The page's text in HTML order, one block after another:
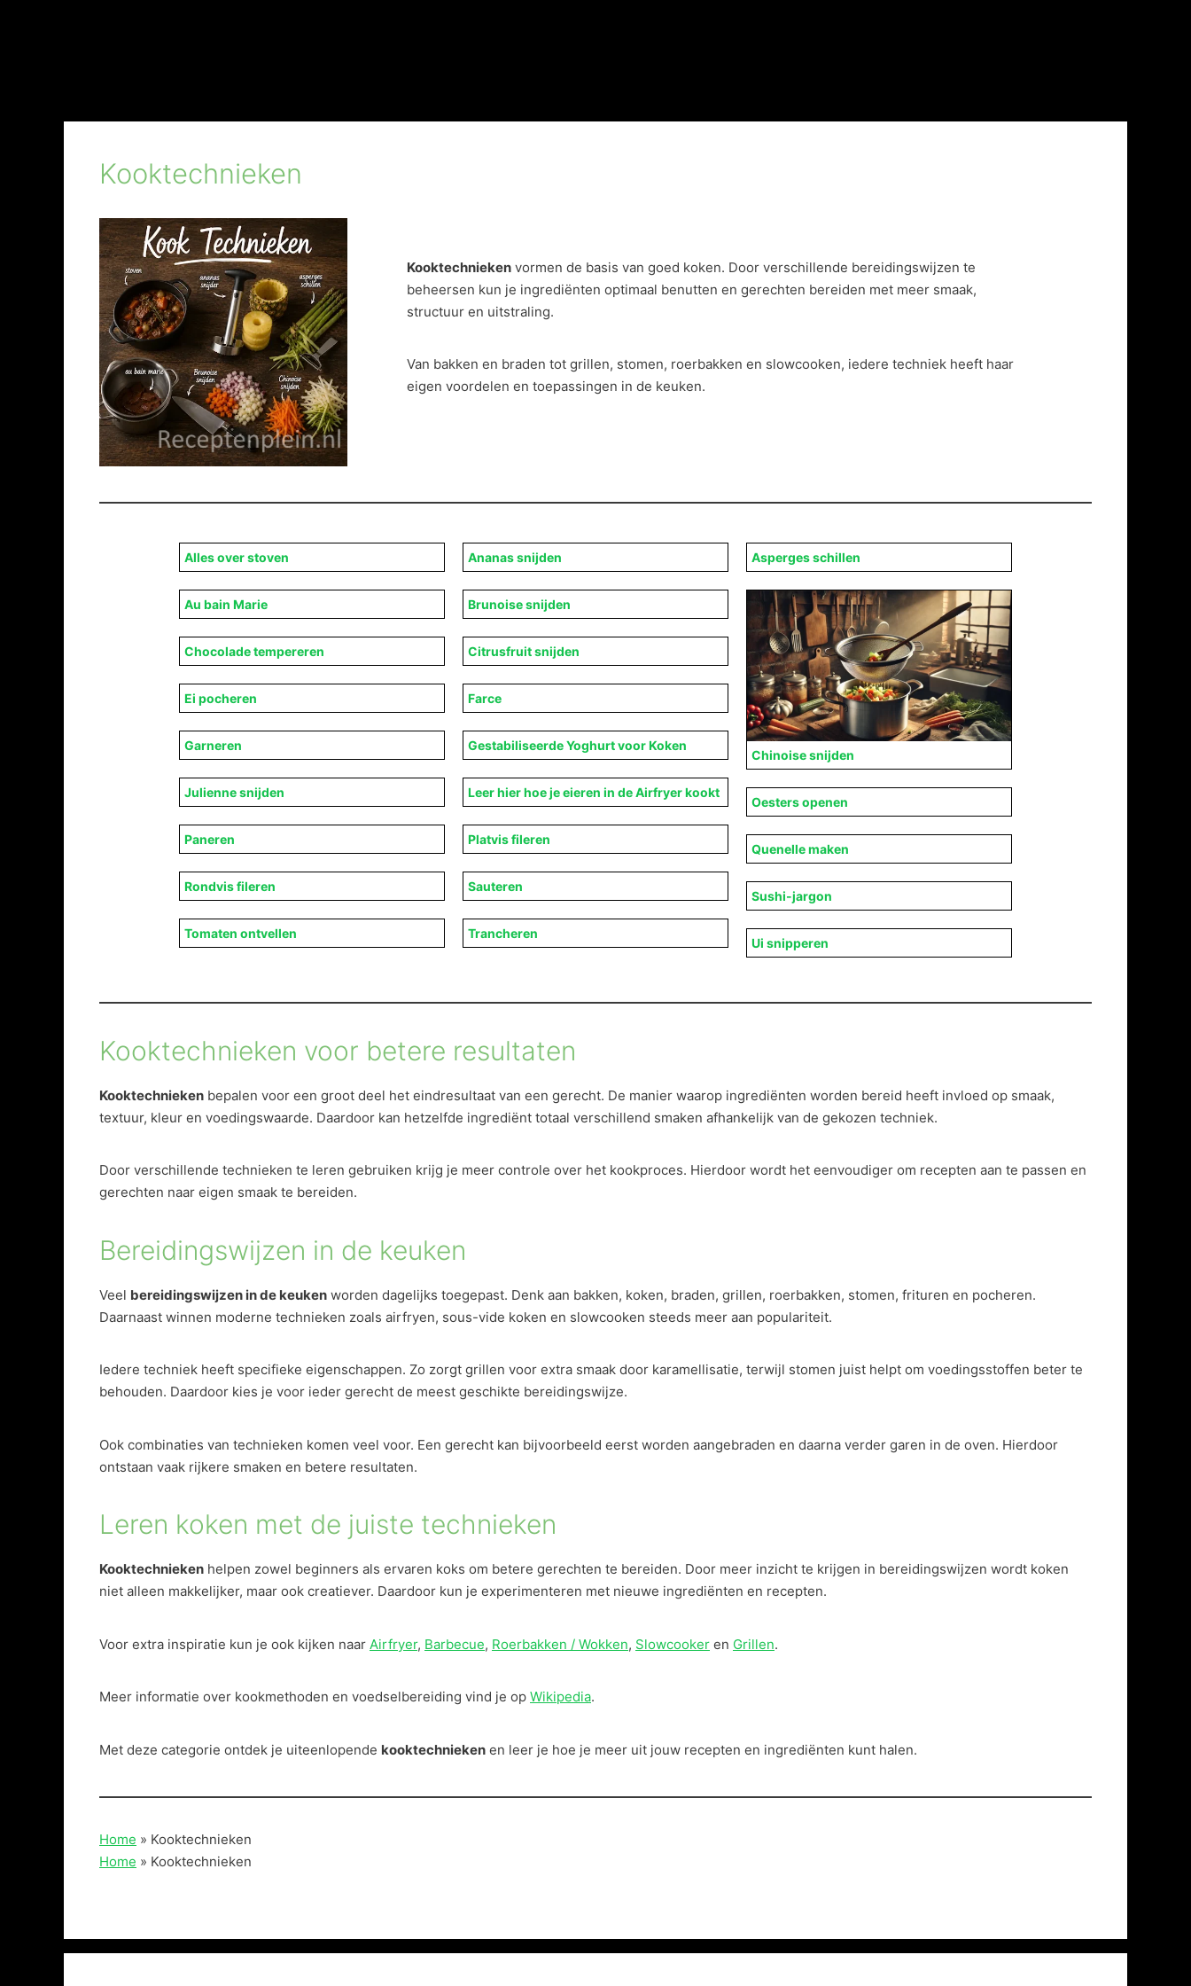
Kooktechnieken
Kooktechnieken vormen de basis van goed koken. Door verschillende bereidingswijzen te
beheersen kun je ingrediënten optimaal benutten en gerechten bereiden met meer smaak,
structuur en uitstraling.
Van bakken en braden tot grillen, stomen, roerbakken en slowcooken, iedere techniek heeft haar
eigen voordelen en toepassingen in de keuken.
Alles over stoven Ananas snijden Asperges schillen
Au bain Marie Brunoise snijden
Chinoise snijden
Chocolade tempereren Citrusfruit snijden
Ei pocheren Farce
Garneren Gestabiliseerde Yoghurt voor Koken
Julienne snijden Leer hier hoe je eieren in de Airfryer kookt
Oesters openen
Paneren Platvis fileren
Quenelle maken
Rondvis fileren Sauteren
Sushi-jargon
Tomaten ontvellen Trancheren
Ui snipperen
Kooktechnieken voor betere resultaten
Kooktechnieken bepalen voor een groot deel het eindresultaat van een gerecht. De manier waarop ingrediënten worden bereid heeft invloed op smaak,
textuur, kleur en voedingswaarde. Daardoor kan hetzelfde ingrediënt totaal verschillend smaken afhankelijk van de gekozen techniek.
Door verschillende technieken te leren gebruiken krijg je meer controle over het kookproces. Hierdoor wordt het eenvoudiger om recepten aan te passen en
gerechten naar eigen smaak te bereiden.
Bereidingswijzen in de keuken
Veel bereidingswijzen in de keuken worden dagelijks toegepast. Denk aan bakken, koken, braden, grillen, roerbakken, stomen, frituren en pocheren.
Daarnaast winnen moderne technieken zoals airfryen, sous-vide koken en slowcooken steeds meer aan populariteit.
Iedere techniek heeft specifieke eigenschappen. Zo zorgt grillen voor extra smaak door karamellisatie, terwijl stomen juist helpt om voedingsstoffen beter te
behouden. Daardoor kies je voor ieder gerecht de meest geschikte bereidingswijze.
Ook combinaties van technieken komen veel voor. Een gerecht kan bijvoorbeeld eerst worden aangebraden en daarna verder garen in de oven. Hierdoor
ontstaan vaak rijkere smaken en betere resultaten.
Leren koken met de juiste technieken
Kooktechnieken helpen zowel beginners als ervaren koks om betere gerechten te bereiden. Door meer inzicht te krijgen in bereidingswijzen wordt koken
niet alleen makkelijker, maar ook creatiever. Daardoor kun je experimenteren met nieuwe ingrediënten en recepten.
Voor extra inspiratie kun je ook kijken naar Airfryer, Barbecue, Roerbakken / Wokken, Slowcooker en Grillen.
Meer informatie over kookmethoden en voedselbereiding vind je op Wikipedia.
Met deze categorie ontdek je uiteenlopende kooktechnieken en leer je hoe je meer uit jouw recepten en ingrediënten kunt halen.
Home » Kooktechnieken
Home » Kooktechnieken